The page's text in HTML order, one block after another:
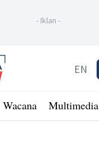
- Iklan -
EN
Wacana Multimedia